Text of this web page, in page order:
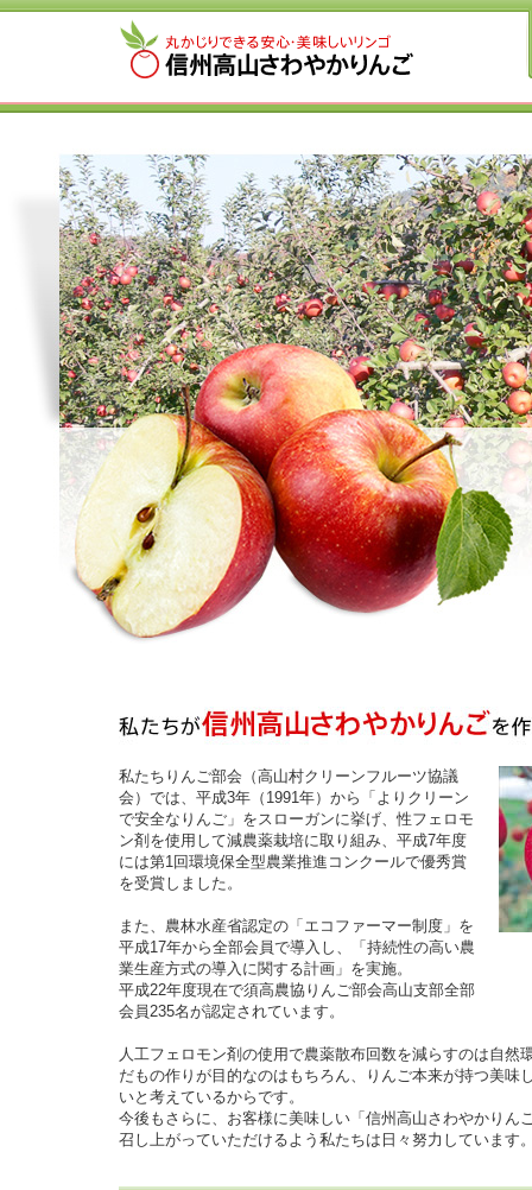
かりんご｜丸か
じりできる安
心・美味しいリ
ンゴ
私たちりんご部会（高山村クリーンフルーツ協議
会）では、平成3年（1991年）から「よりクリーン
で安全なりんご」をスローガンに挙げ、性フェロモ
ン剤を使用して減農薬栽培に取り組み、平成7年度
には第1回環境保全型農業推進コンクールで優秀賞
を受賞しました。
また、農林水産省認定の「エコファーマー制度」を
平成17年から全部会員で導入し、「持続性の高い農
業生産方式の導入に関する計画」を実施。
平成22年度現在で須高農協りんご部会高山支部全部
会員235名が認定されています。
人工フェロモン剤の使用で農薬散布回数を減らすのは自然
だもの作りが目的なのはもちろん、りんご本来が持つ美味
いと考えているからです。
今後もさらに、お客様に美味しい「信州高山さわやかりん
召し上がっていただけるよう私たちは日々努力しています